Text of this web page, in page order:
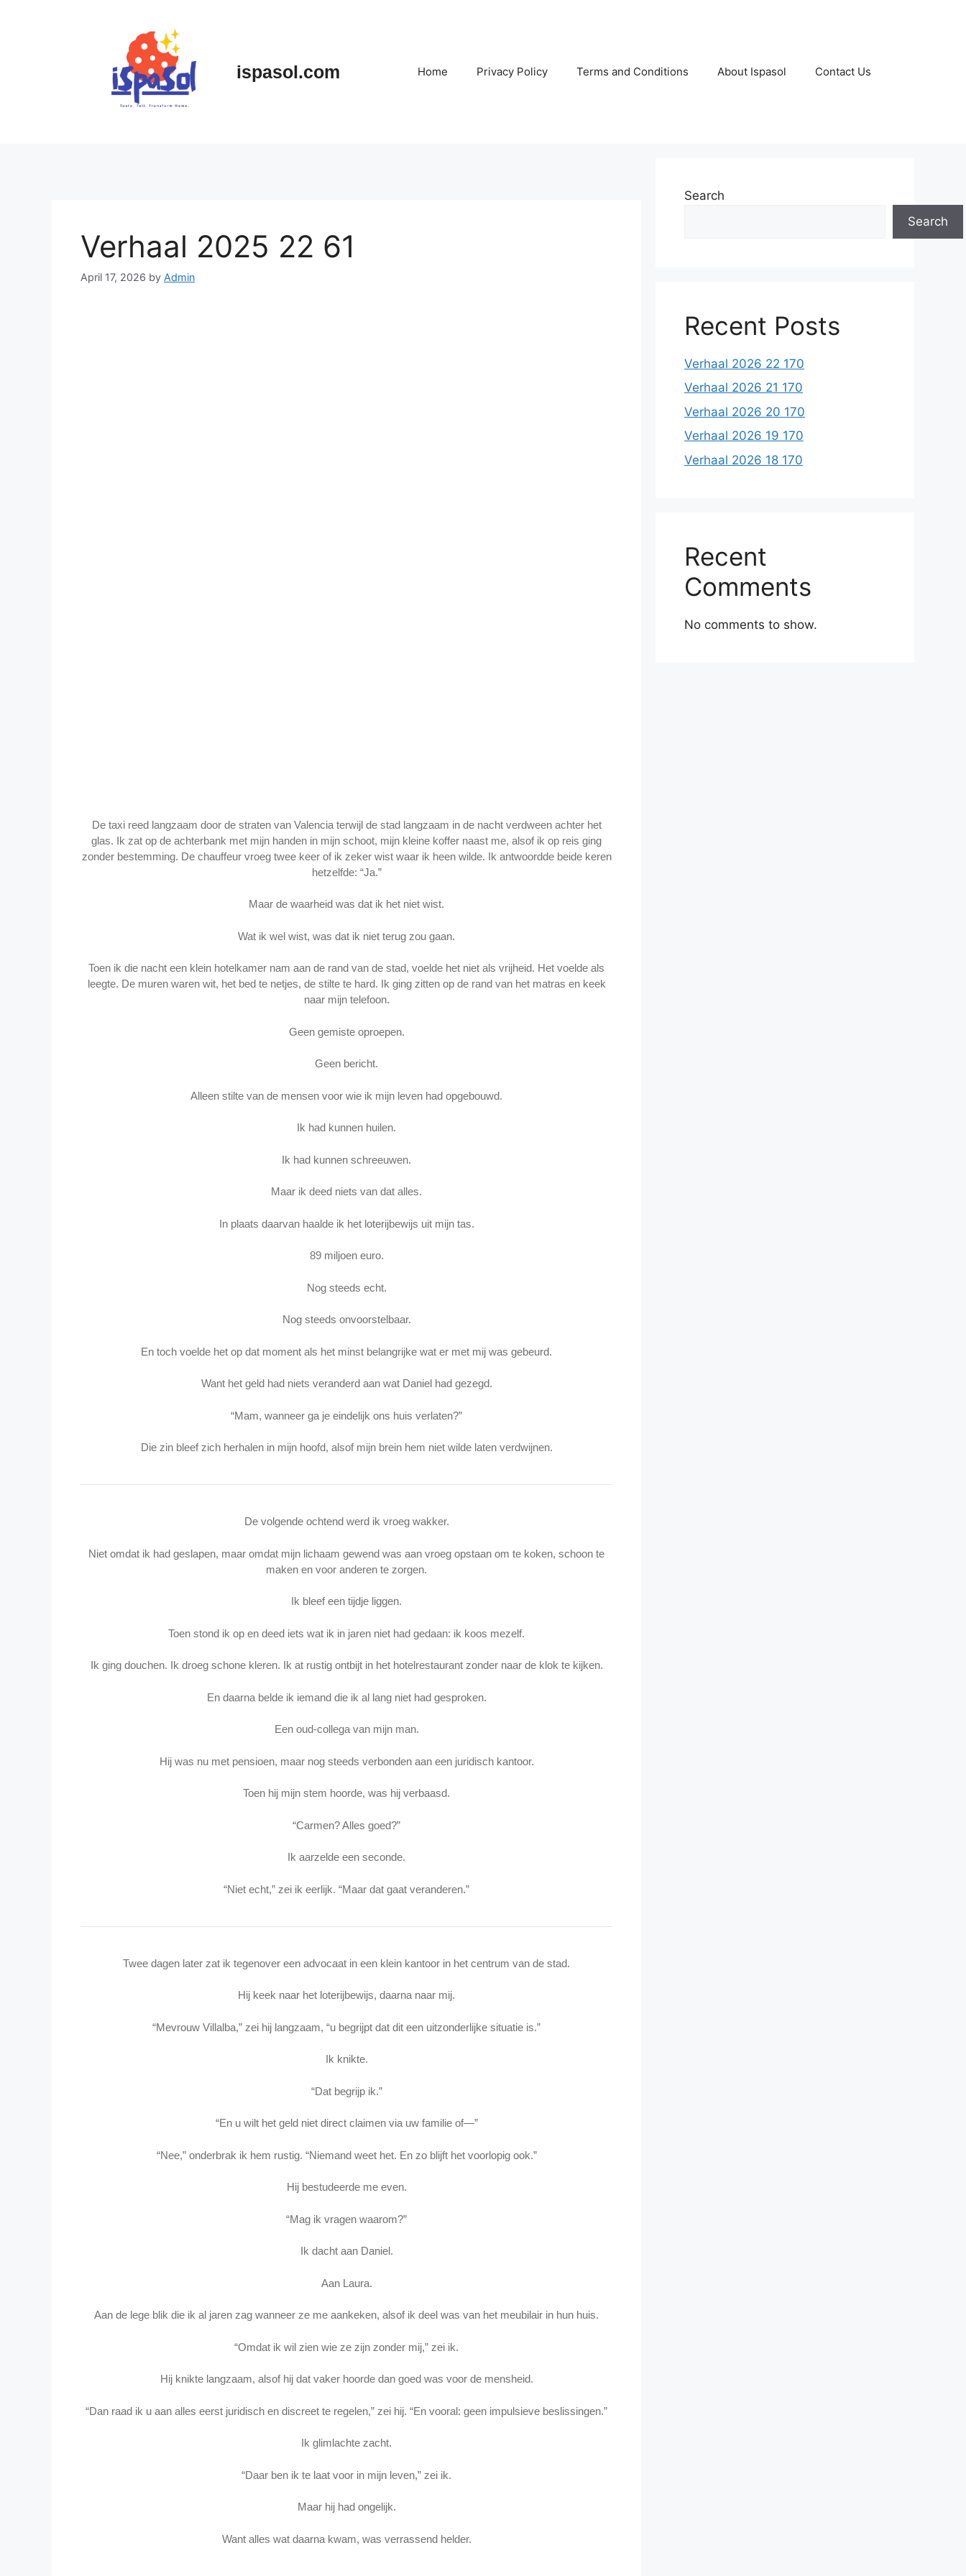
ispasol.com Home Privacy Policy Terms and Conditions About Ispasol Contact Us
Verhaal 2025 22 61
April 17, 2026 by Admin
De taxi reed langzaam door de straten van Valencia terwijl de stad langzaam in de nacht verdween achter het
glas. Ik zat op de achterbank met mijn handen in mijn schoot, mijn kleine koffer naast me, alsof ik op reis ging
zonder bestemming. De chauffeur vroeg twee keer of ik zeker wist waar ik heen wilde. Ik antwoordde beide keren
hetzelfde: “Ja.”
Maar de waarheid was dat ik het niet wist.
Wat ik wel wist, was dat ik niet terug zou gaan.
Toen ik die nacht een klein hotelkamer nam aan de rand van de stad, voelde het niet als vrijheid. Het voelde als
leegte. De muren waren wit, het bed te netjes, de stilte te hard. Ik ging zitten op de rand van het matras en keek
naar mijn telefoon.
Geen gemiste oproepen.
Geen bericht.
Alleen stilte van de mensen voor wie ik mijn leven had opgebouwd.
Ik had kunnen huilen.
Ik had kunnen schreeuwen.
Maar ik deed niets van dat alles.
In plaats daarvan haalde ik het loterijbewijs uit mijn tas.
89 miljoen euro.
Nog steeds echt.
Nog steeds onvoorstelbaar.
En toch voelde het op dat moment als het minst belangrijke wat er met mij was gebeurd.
Want het geld had niets veranderd aan wat Daniel had gezegd.
“Mam, wanneer ga je eindelijk ons huis verlaten?”
Die zin bleef zich herhalen in mijn hoofd, alsof mijn brein hem niet wilde laten verdwijnen.
De volgende ochtend werd ik vroeg wakker.
Niet omdat ik had geslapen, maar omdat mijn lichaam gewend was aan vroeg opstaan om te koken, schoon te
maken en voor anderen te zorgen.
Ik bleef een tijdje liggen.
Toen stond ik op en deed iets wat ik in jaren niet had gedaan: ik koos mezelf.
Ik ging douchen. Ik droeg schone kleren. Ik at rustig ontbijt in het hotelrestaurant zonder naar de klok te kijken.
En daarna belde ik iemand die ik al lang niet had gesproken.
Een oud-collega van mijn man.
Hij was nu met pensioen, maar nog steeds verbonden aan een juridisch kantoor.
Toen hij mijn stem hoorde, was hij verbaasd.
“Carmen? Alles goed?”
Ik aarzelde een seconde.
“Niet echt,” zei ik eerlijk. “Maar dat gaat veranderen.”
Twee dagen later zat ik tegenover een advocaat in een klein kantoor in het centrum van de stad.
Hij keek naar het loterijbewijs, daarna naar mij.
“Mevrouw Villalba,” zei hij langzaam, “u begrijpt dat dit een uitzonderlijke situatie is.”
Ik knikte.
“Dat begrijp ik.”
“En u wilt het geld niet direct claimen via uw familie of—”
“Nee,” onderbrak ik hem rustig. “Niemand weet het. En zo blijft het voorlopig ook.”
Hij bestudeerde me even.
“Mag ik vragen waarom?”
Ik dacht aan Daniel.
Aan Laura.
Aan de lege blik die ik al jaren zag wanneer ze me aankeken, alsof ik deel was van het meubilair in hun huis.
“Omdat ik wil zien wie ze zijn zonder mij,” zei ik.
Hij knikte langzaam, alsof hij dat vaker hoorde dan goed was voor de mensheid.
“Dan raad ik u aan alles eerst juridisch en discreet te regelen,” zei hij. “En vooral: geen impulsieve beslissingen.”
Ik glimlachte zacht.
“Daar ben ik te laat voor in mijn leven,” zei ik.
Maar hij had ongelijk.
Want alles wat daarna kwam, was verrassend helder.
Search
Search
Recent Posts
Verhaal 2026 22 170
Verhaal 2026 21 170
Verhaal 2026 20 170
Verhaal 2026 19 170
Verhaal 2026 18 170
Recent
Comments
No comments to show.